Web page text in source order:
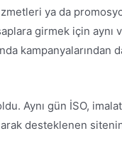
ya da
girmek için aynı
kampanyalarından
Aynı gün İSO,
desteklenen